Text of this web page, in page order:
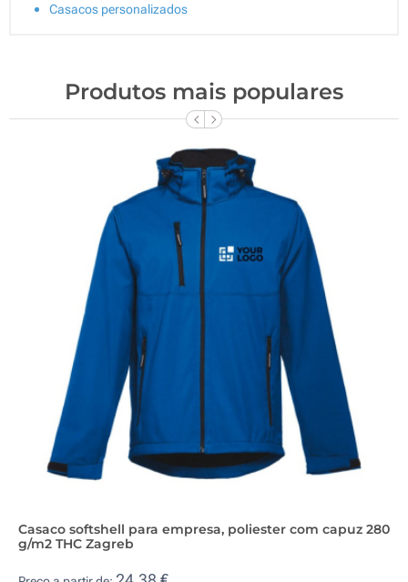
Casacos personalizados
Produtos mais populares
Casaco softshell para empresa, poliester com capuz 280
g/m2 THC Zagreb